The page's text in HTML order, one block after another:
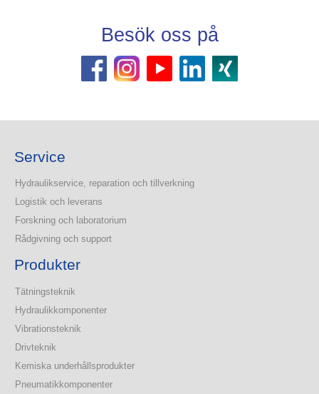
Besök oss på
Service
Hydraulikservice, reparation och tillverkning
Logistik och leverans
Forskning och laboratorium
Rådgivning och support
Produkter
Tätningsteknik
Hydraulikkomponenter
Vibrationsteknik
Drivteknik
Kemiska underhållsprodukter
Pneumatikkomponenter